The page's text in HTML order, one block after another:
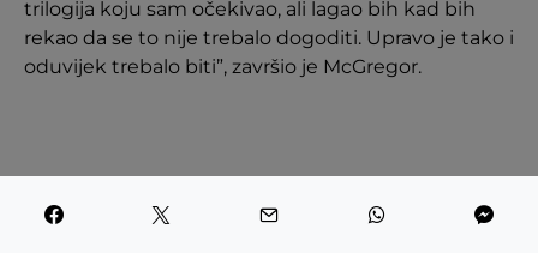
trilogija koju sam očekivao, ali lagao bih kad bih
rekao da se to nije trebalo dogoditi. Upravo je tako i
oduvijek trebalo biti”, završio je McGregor.